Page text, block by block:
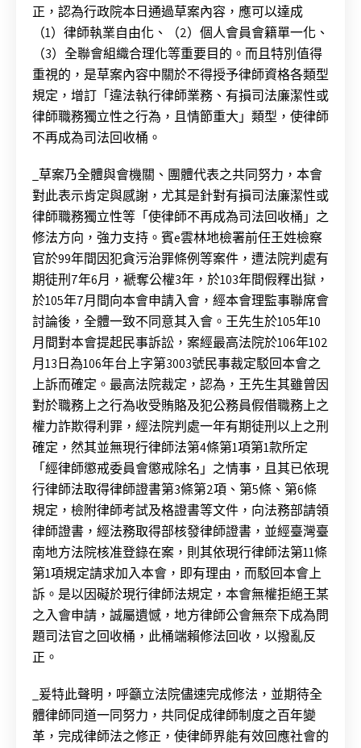
正，認為行政院本日通過草案內容，應可以達成
（1）律師執業自由化、（2）個人會員會籍單一化、
（3）全聯會組織合理化等重要目的。而且特別值得
重視的，是草案內容中關於不得授予律師資格各類型
規定，增訂「違法執行律師業務、有損司法廉潔性或
律師職務獨立性之行為，且情節重大」類型，使律師
不再成為司法回收桶。
_草案乃全體與會機關、團體代表之共同努力，本會
對此表示肯定與感謝，尤其是針對有損司法廉潔性或
律師職務獨立性等「使律師不再成為司法回收桶」之
修法方向，強力支持。賓e雲林地檢署前任王姓檢察
官於99年間因犯貪污治罪條例等案件，遭法院判處有
期徒刑7年6月，褫奪公權3年，於103年間假釋出獄，
於105年7月間向本會申請入會，經本會理監事聯席會
討論後，全體一致不同意其入會。王先生於105年10
月間對本會提起民事訴訟，案經最高法院於106年102
月13日為106年台上字第3003號民事裁定駁回本會之
上訴而確定。最高法院裁定，認為，王先生其雖曾因
對於職務上之行為收受賄賂及犯公務員假借職務上之
權力詐欺得利罪，經法院判處一年有期徒刑以上之刑
確定，然其並無現行律師法第4條第1項第1款所定
「經律師懲戒委員會懲戒除名」之情事，且其已依現
行律師法取得律師證書第3條第2項、第5條、第6條
規定，檢附律師考試及格證書等文件，向法務部請領
律師證書，經法務取得部核發律師證書，並經臺灣臺
南地方法院核准登錄在案，則其依現行律師法第11條
第1項規定請求加入本會，即有理由，而駁回本會上
訴。是以因礙於現行律師法規定，本會無權拒絕王某
之入會申請，誠屬遺憾，地方律師公會無奈下成為問
題司法官之回收桶，此桶端賴修法回收，以撥亂反
正。
_爰特此聲明，呼籲立法院儘速完成修法，並期待全
體律師同道一同努力，共同促成律師制度之百年變
革，完成律師法之修正，使律師界能有效回應社會的